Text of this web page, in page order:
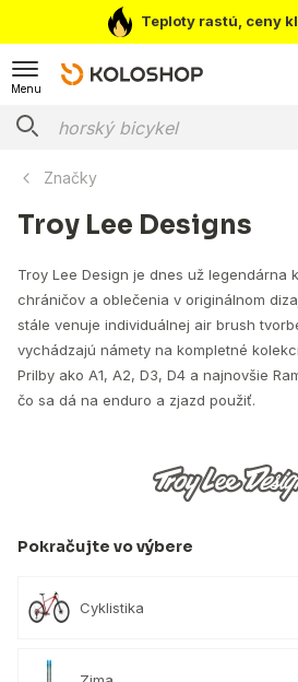
Teploty rastú, ceny
Menu
Značky
Troy Lee Designs
Troy Lee Design je dnes už legendárna
chráničov a oblečenia v originálnom
stále venuje individuálnej air brush
vychádzajú námety na kompletné
Prilby ako A1, A2, D3, D4 a najnovšie
čo sa dá na enduro a zjazd použiť.
Pokračujte vo výbere
Cyklistika